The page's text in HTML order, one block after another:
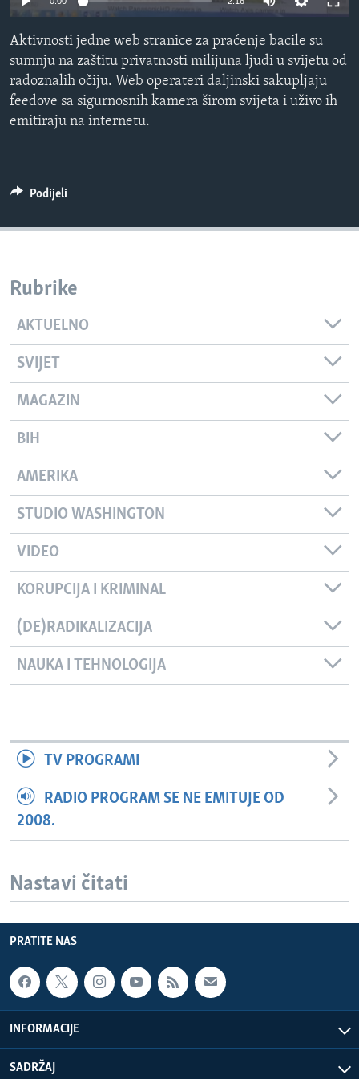
MAGAZIN
O GLASU AMERIKE
Learning English
PRATITE NAS
Jezici
Aktivnosti jedne web stranice za praćenje bacile su
sumnju na zaštitu privatnosti milijuna ljudi u svijetu od
radoznalih očiju. Web operateri daljinski sakupljaju
feedove sa sigurnosnih kamera širom svijeta i uživo ih
emitiraju na internetu.
Podijeli
Rubrike
AKTUELNO
SVIJET
MAGAZIN
BIH
AMERIKA
STUDIO WASHINGTON
VIDEO
KORUPCIJA I KRIMINAL
(DE)RADIKALIZACIJA
NAUKA I TEHNOLOGIJA
TV PROGRAMI
RADIO PROGRAM SE NE EMITUJE OD
2008.
Nastavi čitati
PRATITE NAS
INFORMACIJE
SADRŽAJ